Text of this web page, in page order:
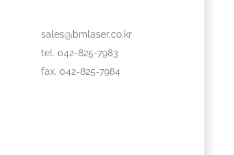
sales@bmlaser.co.kr
tel. 042-825-7983
fax. 042-825-7984